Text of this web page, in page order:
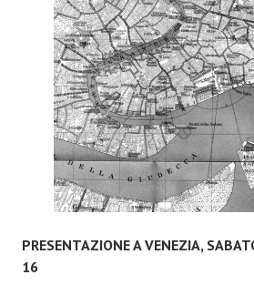
PRESENTAZIONE A VENEZIA,
16